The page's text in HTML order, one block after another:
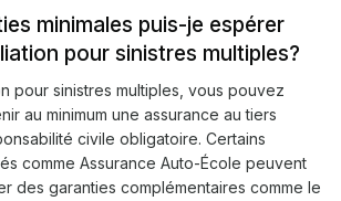
minimales puis-je espérer
pour sinistres multiples?
pour sinistres multiples, vous pouvez
au minimum une assurance au tiers
civile obligatoire. Certains
comme Assurance Auto-École peuvent
des garanties complémentaires comme le